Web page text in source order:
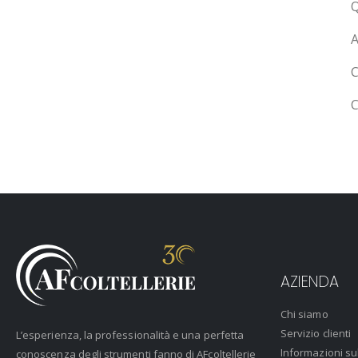
L’esperienza, la professionalità e una perfetta
conoscenza degli strumenti fanno di AFcoltellerie
AZIENDA
Chi siamo
Servizio clienti
Informazioni